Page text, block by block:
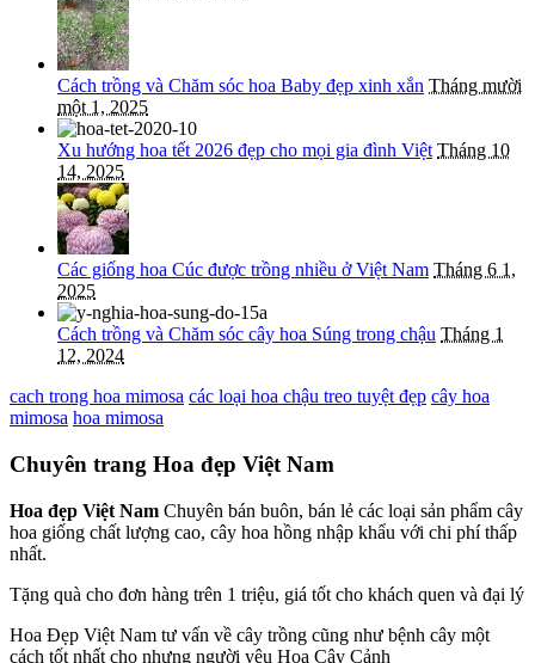
Cách trồng và Chăm sóc hoa Baby đẹp xinh xắn Tháng mười
một 1, 2025
Xu hướng hoa tết 2026 đẹp cho mọi gia đình Việt Tháng 10
14, 2025
Các giống hoa Cúc được trồng nhiều ở Việt Nam Tháng 6 1,
2025
Cách trồng và Chăm sóc cây hoa Súng trong chậu Tháng 1
12, 2024
cach trong hoa mimosa các loại hoa chậu treo tuyệt đẹp cây hoa
mimosa hoa mimosa
Chuyên trang Hoa đẹp Việt Nam
Hoa đẹp Việt Nam Chuyên bán buôn, bán lẻ các loại sản phẩm cây
hoa giống chất lượng cao, cây hoa hồng nhập khẩu với chi phí thấp
nhất.
Tặng quà cho đơn hàng trên 1 triệu, giá tốt cho khách quen và đại lý
Hoa Đẹp Việt Nam tư vấn về cây trồng cũng như bệnh cây một
cách tốt nhất cho nhưng người yêu Hoa Cây Cảnh